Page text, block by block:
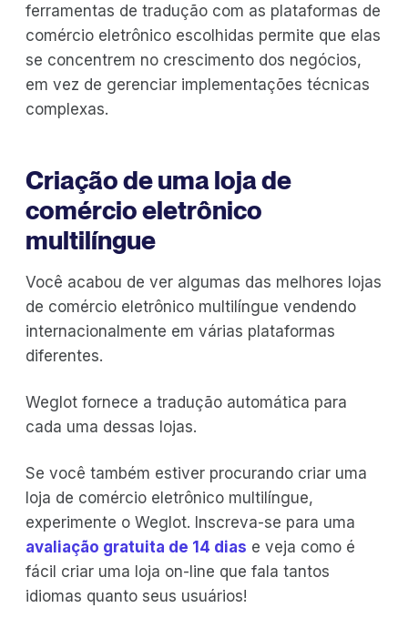
ferramentas de tradução com as plataformas de
comércio eletrônico escolhidas permite que elas
se concentrem no crescimento dos negócios,
em vez de gerenciar implementações técnicas
complexas.
Criação de uma loja de
comércio eletrônico
multilíngue
Você acabou de ver algumas das melhores lojas
de comércio eletrônico multilíngue vendendo
internacionalmente em várias plataformas
diferentes.
Weglot fornece a tradução automática para
cada uma dessas lojas.
Se você também estiver procurando criar uma
loja de comércio eletrônico multilíngue,
experimente o Weglot. Inscreva-se para uma
avaliação gratuita de 14 dias e veja como é
fácil criar uma loja on-line que fala tantos
idiomas quanto seus usuários!